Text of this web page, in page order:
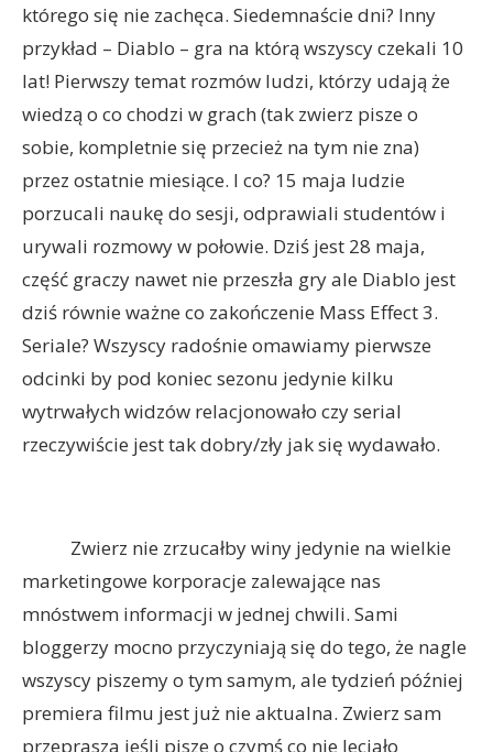
którego się nie zachęca. Siedemnaście dni? Inny
przykład – Diablo – gra na którą wszyscy czekali 10
lat! Pierwszy temat rozmów ludzi, którzy udają że
wiedzą o co chodzi w grach (tak zwierz pisze o
sobie, kompletnie się przecież na tym nie zna)
przez ostatnie miesiące. I co? 15 maja ludzie
porzucali naukę do sesji, odprawiali studentów i
urywali rozmowy w połowie. Dziś jest 28 maja,
część graczy nawet nie przeszła gry ale Diablo jest
dziś równie ważne co zakończenie Mass Effect 3.
Seriale? Wszyscy radośnie omawiamy pierwsze
odcinki by pod koniec sezonu jedynie kilku
wytrwałych widzów relacjonowało czy serial
rzeczywiście jest tak dobry/zły jak się wydawało.
Zwierz nie zrzucałby winy jedynie na wielkie
marketingowe korporacje zalewające nas
mnóstwem informacji w jednej chwili. Sami
bloggerzy mocno przyczyniają się do tego, że nagle
wszyscy piszemy o tym samym, ale tydzień później
premiera filmu jest już nie aktualna. Zwierz sam
przeprasza jeśli pisze o czymś co nie leciało